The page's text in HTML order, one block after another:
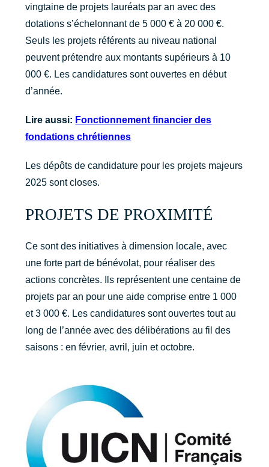
vingtaine de projets lauréats par an avec des
dotations s’échelonnant de 5 000 € à 20 000 €.
Seuls les projets référents au niveau national
peuvent prétendre aux montants supérieurs à 10
000 €. Les candidatures sont ouvertes en début
d’année.
Lire aussi: Fonctionnement financier des
fondations chrétiennes
Les dépôts de candidature pour les projets majeurs
2025 sont closes.
PROJETS DE PROXIMITÉ
Ce sont des initiatives à dimension locale, avec
une forte part de bénévolat, pour réaliser des
actions concrètes. Ils représentent une centaine de
projets par an pour une aide comprise entre 1 000
et 3 000 €. Les candidatures sont ouvertes tout au
long de l’année avec des délibérations au fil des
saisons : en février, avril, juin et octobre.